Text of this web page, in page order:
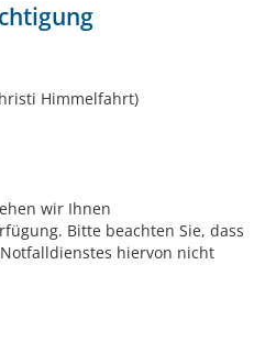
Himmelfahrt)
wir Ihnen
Bitte beachten Sie, dass
hiervon nicht